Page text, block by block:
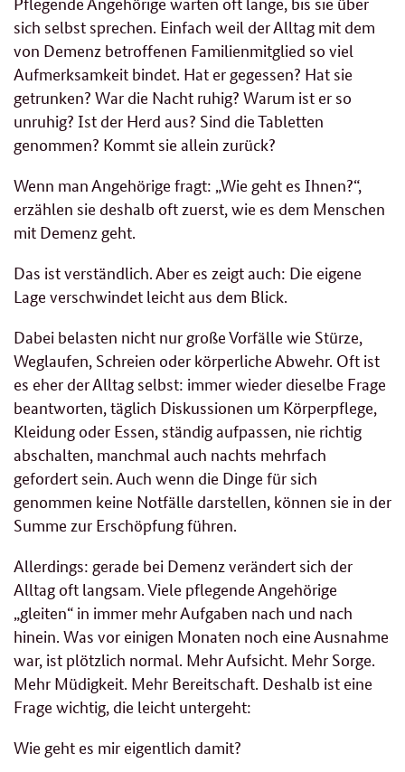
sich selbst sprechen. Einfach weil der Alltag mit dem
von Demenz betroffenen Familienmitglied so viel
Aufmerksamkeit bindet. Hat er gegessen? Hat sie
getrunken? War die Nacht ruhig? Warum ist er so
unruhig? Ist der Herd aus? Sind die Tabletten
genommen? Kommt sie allein zurück?
Wenn man Angehörige fragt: „Wie geht es Ihnen?“,
erzählen sie deshalb oft zuerst, wie es dem Menschen
mit Demenz geht.
Das ist verständlich. Aber es zeigt auch: Die eigene
Lage verschwindet leicht aus dem Blick.
Dabei belasten nicht nur große Vorfälle wie Stürze,
Weglaufen, Schreien oder körperliche Abwehr. Oft ist
es eher der Alltag selbst: immer wieder dieselbe Frage
beantworten, täglich Diskussionen um Körperpflege,
Kleidung oder Essen, ständig aufpassen, nie richtig
abschalten, manchmal auch nachts mehrfach
gefordert sein. Auch wenn die Dinge für sich
genommen keine Notfälle darstellen, können sie in der
Summe zur Erschöpfung führen.
Allerdings: gerade bei Demenz verändert sich der
Alltag oft langsam. Viele pflegende Angehörige
„gleiten“ in immer mehr Aufgaben nach und nach
hinein. Was vor einigen Monaten noch eine Ausnahme
war, ist plötzlich normal. Mehr Aufsicht. Mehr Sorge.
Mehr Müdigkeit. Mehr Bereitschaft. Deshalb ist eine
Frage wichtig, die leicht untergeht:
Wie geht es mir eigentlich damit?